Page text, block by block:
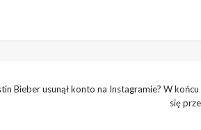
Bieber usunął konto na Instagramie? W
się